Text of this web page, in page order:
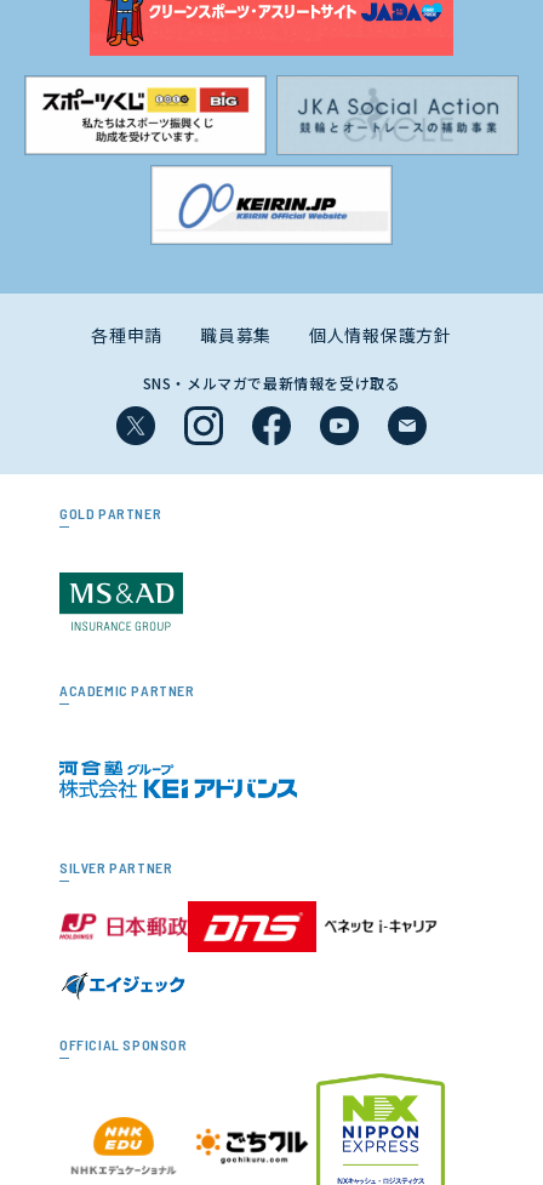
各種申請 職員募集 個人情報保護方針
SNS・メルマガで最新情報を受け取る
GOLD PARTNER
ACADEMIC PARTNER
SILVER PARTNER
OFFICIAL SPONSOR